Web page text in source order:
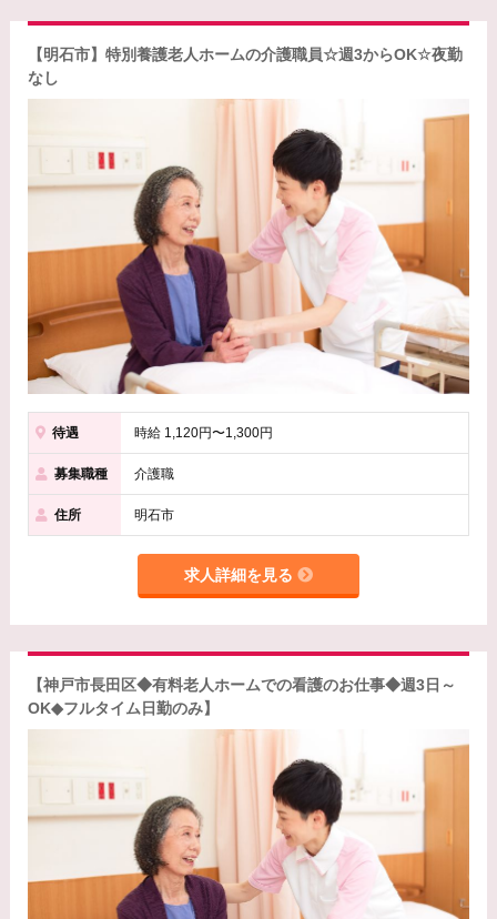
【明石市】特別養護老人ホームの介護職員☆週3からOK☆夜勤
なし
待遇 時給 1,120円〜1,300円
募集職種 介護職
住所 明石市
求人詳細を見る
【神戸市長田区◆有料老人ホームでの看護のお仕事◆週3日～
OK◆フルタイム日勤のみ】